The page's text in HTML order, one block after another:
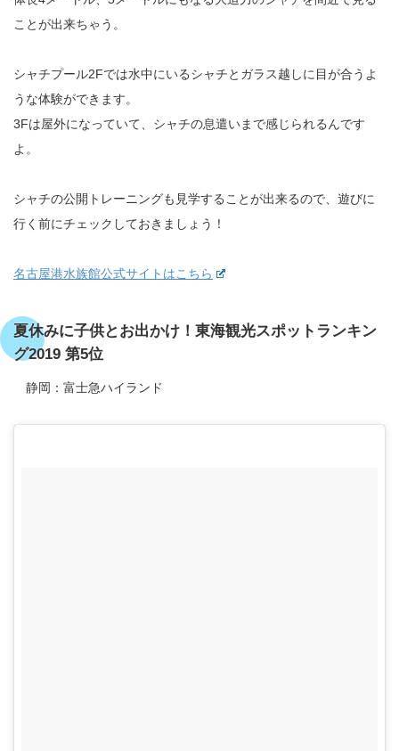
ことが出来ちゃう。
シャチプール2Fでは水中にいるシャチとガラス越しに目が合うよ
うな体験ができます。
3Fは屋外になっていて、シャチの息遣いまで感じられるんです
よ。
シャチの公開トレーニングも見学することが出来るので、遊びに
行く前にチェックしておきましょう！
名古屋港水族館公式サイトはこちら
夏休みに子供とお出かけ！東海観光スポットランキン
グ2019 第5位
静岡：富士急ハイランド